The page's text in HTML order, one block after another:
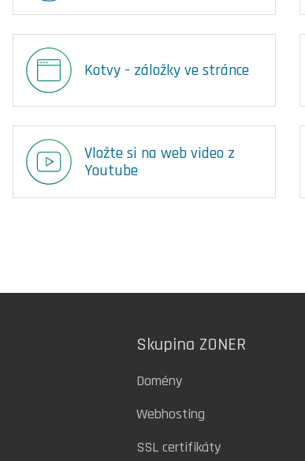
Kotvy - záložky ve stránce
Vložte si na web video z
Youtube
Skupina ZONER
Domény
Webhosting
SSL certifikáty